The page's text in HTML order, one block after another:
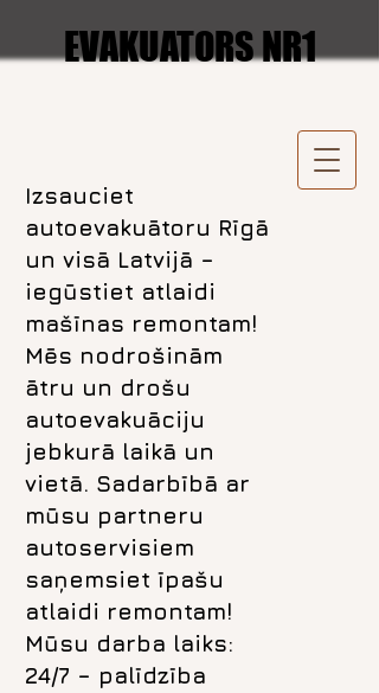
Izsauciet
autoevakuātoru Rīgā
un visā Latvijā –
iegūstiet atlaidi
mašīnas remontam!
Mēs nodrošinām
ātru un drošu
autoevakuāciju
jebkurā laikā un
vietā. Sadarbībā ar
mūsu partneru
autoservisiem
saņemsiet īpašu
atlaidi remontam!
Mūsu darba laiks:
24/7 – palīdzība
EVAKUATORS NR1